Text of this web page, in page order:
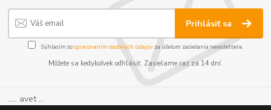
Prihlásiť sa
Súhlasím sospracovaním osobných údajov za účelom zasielania newslettera.
Môžete sa kedykoľvek odhlásiť. Zasielame raz za 14 dní.
..... avet ...